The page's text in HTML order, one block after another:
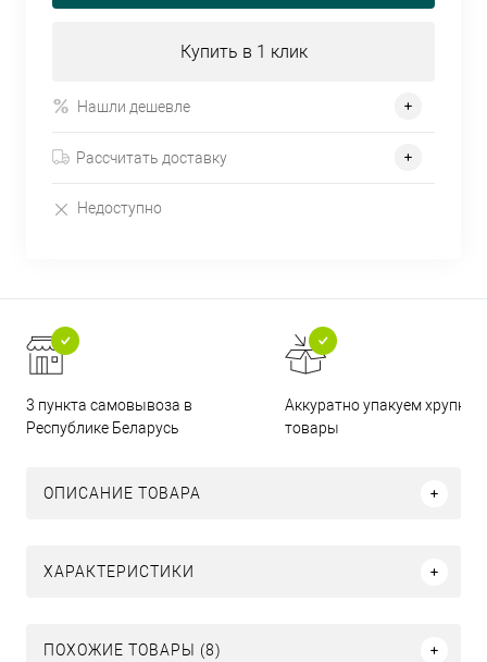
Купить в 1 клик
Нашли дешевле
Рассчитать доставку
Недоступно
3 пункта самовывоза в
Республике Беларусь
Аккуратно упакуем хрупкие
товары
ОПИСАНИЕ ТОВАРА
ХАРАКТЕРИСТИКИ
ПОХОЖИЕ ТОВАРЫ (8)